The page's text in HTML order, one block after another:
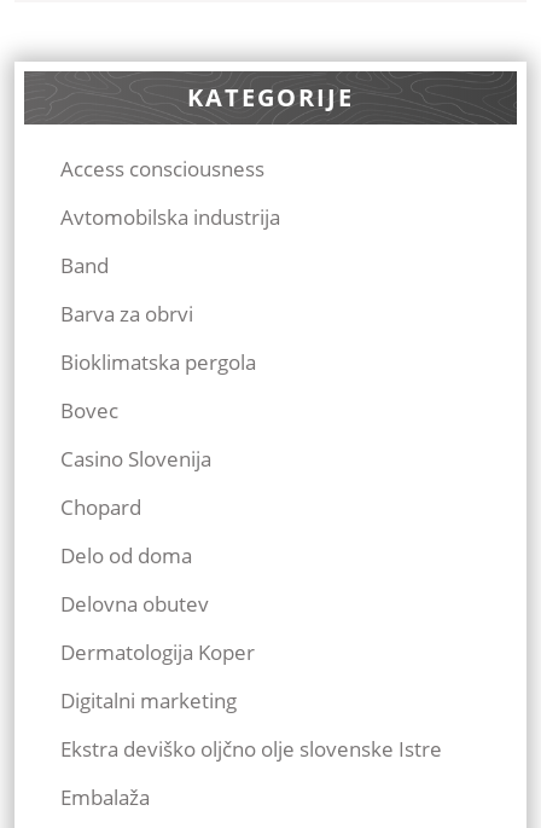
KATEGORIJE
Access consciousness
Avtomobilska industrija
Band
Barva za obrvi
Bioklimatska pergola
Bovec
Casino Slovenija
Chopard
Delo od doma
Delovna obutev
Dermatologija Koper
Digitalni marketing
Ekstra deviško oljčno olje slovenske Istre
Embalaža